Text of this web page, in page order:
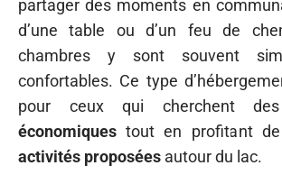
partager des moments en
d’une table ou d’un feu de
chambres y sont souvent
confortables. Ce type
pour ceux qui cherchent
économiques tout en profitant
activités proposées autour du lac.